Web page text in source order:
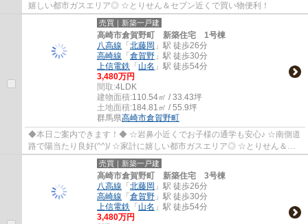
嬉しい都市ガスエリア◎ ☆とりせん＆セブン近くで買い物便利！
売買｜新築一戸建
高崎市倉賀野町 新築住宅 1号棟
八高線 「 北藤岡 」駅 徒歩26分
高崎線 「 倉賀野 」駅 徒歩30分
上信電鉄 「 山名 」駅 徒歩54分
3,480万円
間取:4LDK
建物面積:110.54㎡ / 33.43坪
土地面積:184.81㎡ / 55.9坪
群馬県高崎市倉賀野町
◆本日ご案内できます！◆ ☆岩鼻小近くでお子様の通学も安心♪ ☆南側道
路で陽当たり良好(^^)/ ☆家計に嬉しい都市ガスエリア◎ ☆とりせん＆セ
ブン近くで買い物便利！
売買｜新築一戸建
高崎市倉賀野町 新築住宅 3号棟
八高線 「 北藤岡 」駅 徒歩26分
高崎線 「 倉賀野 」駅 徒歩30分
上信電鉄 「 山名 」駅 徒歩54分
3,480万円